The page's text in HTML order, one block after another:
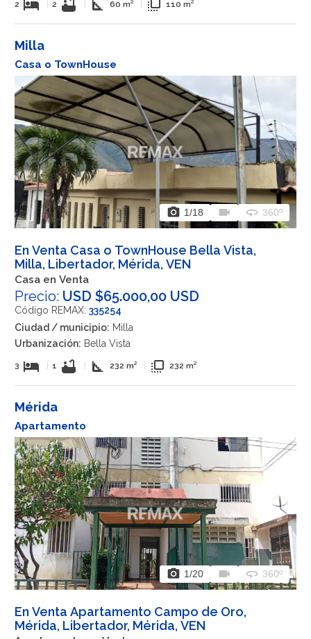
2 hotel 2 bathtub square_foot 60 m² flip_to_front 110 m²
Milla
Casa o TownHouse
photo_camera 1/18 videocam 360 360º
En Venta Casa o TownHouse Bella Vista,
Milla, Libertador, Mérida, VEN
Casa en Venta
Precio: USD $65.000,00 USD
Código REMAX: 335254
Ciudad / municipio: Milla
Urbanización: Bella Vista
3 hotel 1 bathtub square_foot 232 m² flip_to_front 232 m²
Mérida
Apartamento
photo_camera 1/20 videocam 360 360º
En Venta Apartamento Campo de Oro,
Mérida, Libertador, Mérida, VEN